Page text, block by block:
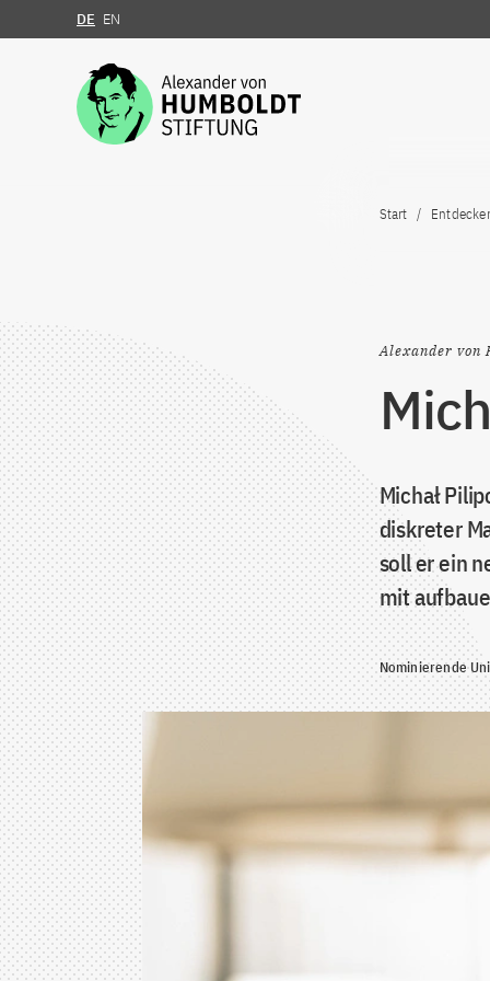
Zum Inhalt springen
DE EN
Start
Alexander von
Michał
diskreter
soll er ein
mit
Nominierende